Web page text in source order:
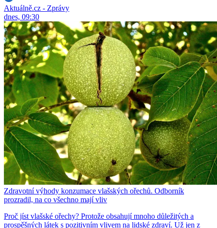
Aktuálně.cz - Zprávy
dnes, 09:30
Zdravotní výhody konzumace vlašských ořechů. Odborník
prozradil, na co všechno mají vliv
Proč jíst vlašské ořechy? Protože obsahují mnoho důležitých a
prospěšných látek s pozitivním vlivem na lidské zdraví. Už jen z